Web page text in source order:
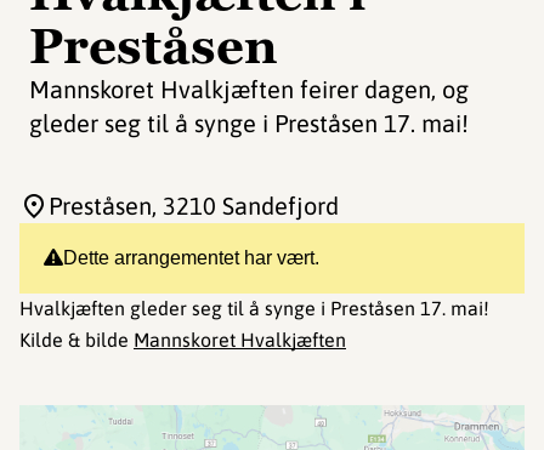
Preståsen
Mannskoret Hvalkjæften feirer dagen, og
gleder seg til å synge i Preståsen 17. mai!
Dette arrangementet har vært.
Hvalkjæften gleder seg til å synge i Preståsen 17. mai!
Kilde & bilde Mannskoret Hvalkjæften
Preståsen, 3210 Sandefjord